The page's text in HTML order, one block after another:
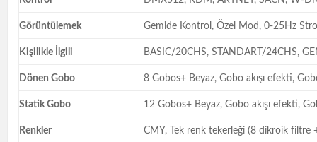
Görüntülemek Gemide Kontrol, Özel Mod, 0-25Hz
Kişilikle İlgili BASIC/20CHS, STANDART/24CHS,
Dönen Gobo 8 Gobos+ Beyaz, Gobo akışı efekti,
Statik Gobo 12 Gobos+ Beyaz, Gobo akışı efekti,
Renkler CMY, Tek renk tekerleği (8 dikroik filtre